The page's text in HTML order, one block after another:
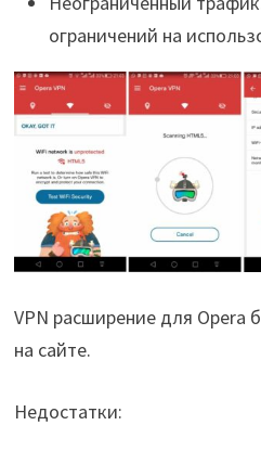
ограничений на
VPN расширение для Opera
на сайте.
Недостатки: